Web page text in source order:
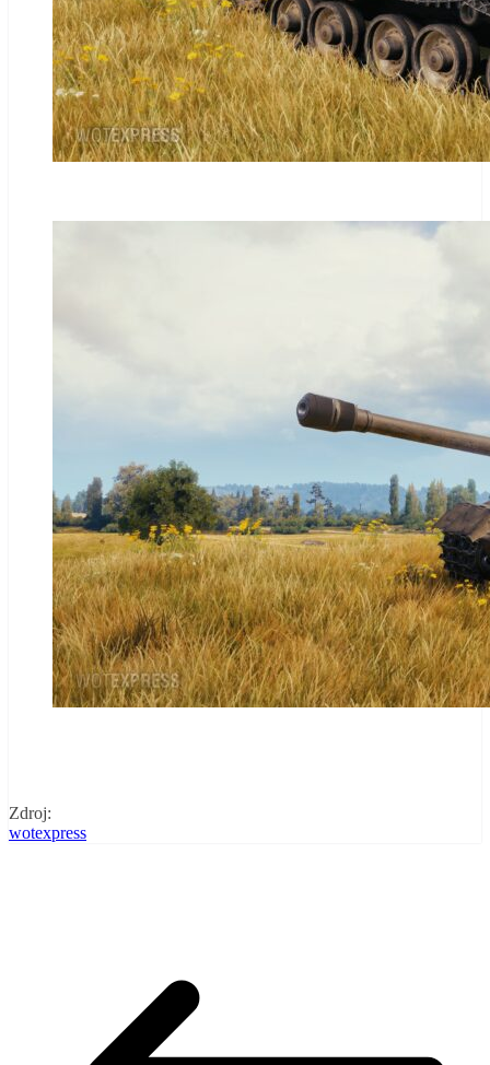
Zdroj:
wotexpress